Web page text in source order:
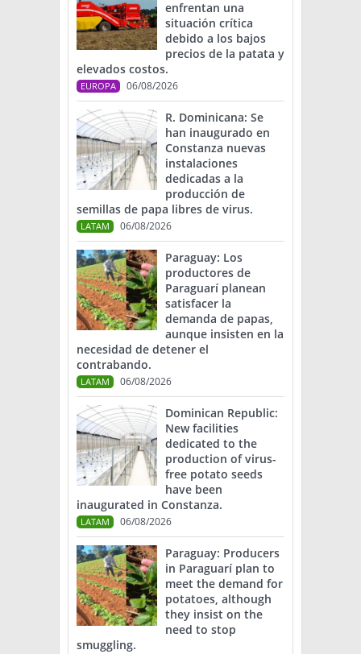
enfrentan una
situación crítica
debido a los bajos
precios de la patata y
elevados costos.
EUROPA 06/08/2026
R. Dominicana: Se
han inaugurado en
Constanza nuevas
instalaciones
dedicadas a la
producción de
semillas de papa libres de virus.
LATAM 06/08/2026
Paraguay: Los
productores de
Paraguarí planean
satisfacer la
demanda de papas,
aunque insisten en la
necesidad de detener el
contrabando.
LATAM 06/08/2026
Dominican Republic:
New facilities
dedicated to the
production of virus-
free potato seeds
have been
inaugurated in Constanza.
LATAM 06/08/2026
Paraguay: Producers
in Paraguarí plan to
meet the demand for
potatoes, although
they insist on the
need to stop
smuggling.